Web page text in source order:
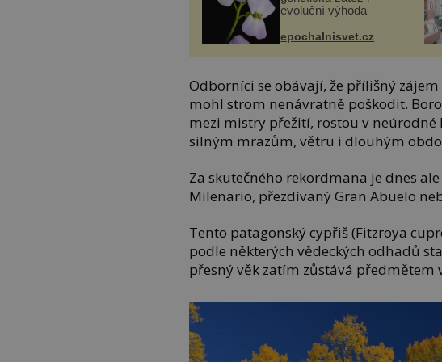
evoluční výhoda
epochalnisvet.cz
Odborníci se obávají, že přílišný
mohl strom nenávratně poškodit.
mezi mistry přežití, rostou v
silným mrazům, větru i dlouhým
Za skutečného rekordmana je dnes
Milenario, přezdívaný Gran Abuelo
Tento patagonský cypřiš (Fitzroya
podle některých vědeckých odhadů
přesný věk zatím zůstává předmětem